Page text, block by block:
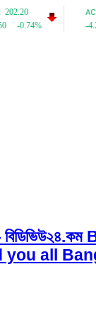
all